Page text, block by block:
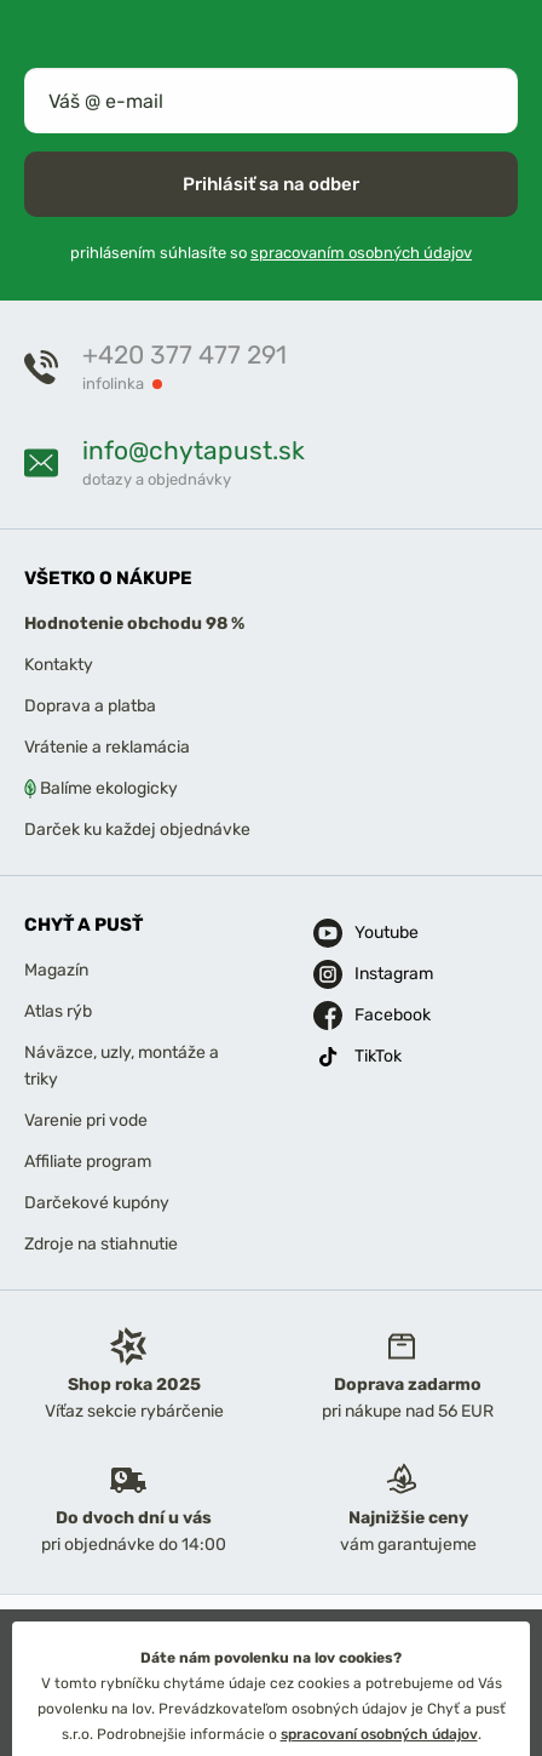
Prihlásiť sa na odber
prihlásením súhlasíte so spracovaním osobných údajov
Shop roka 2025
Víťaz sekcie rybárčenie
Doprava zadarmo
pri nákupe nad 56 EUR
Do dvoch dní u vás
pri objednávke do 14:00
Najnižšie ceny
vám garantujeme
+420 377 477 291
infolinka
info@chytapust.sk
dotazy a objednávky
VŠETKO O NÁKUPE
Hodnotenie obchodu 98 %
Kontakty
Doprava a platba
Vrátenie a reklamácia
Balíme ekologicky
Darček ku každej objednávke
CHYŤ A PUSŤ
Magazín
Atlas rýb
Náväzce, uzly, montáže a
triky
Varenie pri vode
Affiliate program
Darčekové kupóny
Zdroje na stiahnutie
Youtube
Instagram
Facebook
TikTok
Obchodné podmienky
Ochrana osobných údajov
Technické riešenie: Simplia s.r.o.
Strategický dizajn: Petr Široký
Dáte nám povolenku na lov cookies?
V tomto rybníčku chytáme údaje cez cookies a potrebujeme od Vás
povolenku na lov. Prevádzkovateľom osobných údajov je Chyť a pusť
s.r.o. Podrobnejšie informácie o spracovaní osobných údajov.